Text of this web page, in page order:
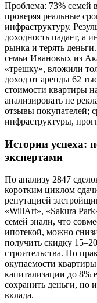
Проблема: 73% семей
проверяя реальные
инфраструктуру.
доходность падает, а
рынка и терять
семьи Ивановых из
«трешку», вложили
доход от аренды 62
стоимости квартиры
анализировать не
отзывы покупателей;
инфраструктуры,
Истории успеха:
экспертами
По анализу 2847
коротким циклом
репутацией
«WillArt», «Sakura
семей знали, что
ипотекой, можно
получить скидку
строительства. По
окупаемости
капитализации до 8%
сохранить деньги, но
вклада.